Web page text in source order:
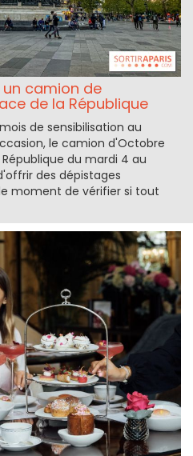
un camion de
de la République
de sensibilisation au
le camion d'Octobre
du mardi 4 au
des dépistages
moment de vérifier si tout